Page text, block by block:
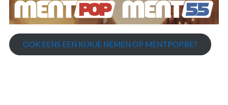
OOK EENS EEN KIJKJE NEMEN OP MENTPOP.BE?